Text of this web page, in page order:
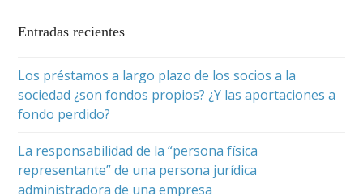
Entradas recientes
Los préstamos a largo plazo de los socios a la
sociedad ¿son fondos propios? ¿Y las aportaciones a
fondo perdido?
La responsabilidad de la “persona física
representante” de una persona jurídica
administradora de una empresa